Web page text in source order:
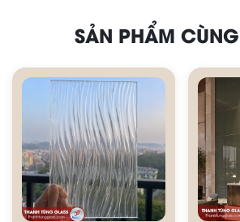
SẢN PHẨM